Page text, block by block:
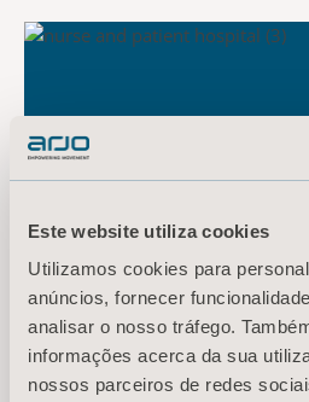
Este website utiliza cookies
Utilizamos cookies para
anúncios, fornecer
analisar o nosso tráfego.
informações acerca da sua
nossos parceiros de redes